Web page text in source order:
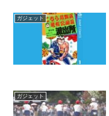
ガジェット
ガジェット